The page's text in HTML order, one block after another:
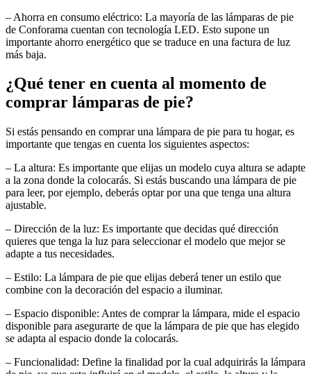
– Ahorra en consumo eléctrico: La mayoría de las lámparas de pie
de Conforama cuentan con tecnología LED. Esto supone un
importante ahorro energético que se traduce en una factura de luz
más baja.
¿Qué tener en cuenta al momento de
comprar lámparas de pie?
Si estás pensando en comprar una lámpara de pie para tu hogar, es
importante que tengas en cuenta los siguientes aspectos:
– La altura: Es importante que elijas un modelo cuya altura se adapte
a la zona donde la colocarás. Si estás buscando una lámpara de pie
para leer, por ejemplo, deberás optar por una que tenga una altura
ajustable.
– Dirección de la luz: Es importante que decidas qué dirección
quieres que tenga la luz para seleccionar el modelo que mejor se
adapte a tus necesidades.
– Estilo: La lámpara de pie que elijas deberá tener un estilo que
combine con la decoración del espacio a iluminar.
– Espacio disponible: Antes de comprar la lámpara, mide el espacio
disponible para asegurarte de que la lámpara de pie que has elegido
se adapta al espacio donde la colocarás.
– Funcionalidad: Define la finalidad por la cual adquirirás la lámpara